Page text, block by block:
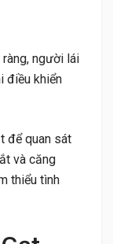
người lái
điều khiển
để quan sát
và căng
thiểu tình